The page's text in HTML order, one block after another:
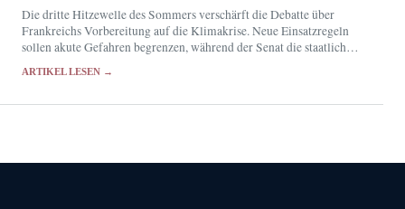
Die dritte Hitzewelle des Sommers verschärft die Debatte über
Frankreichs Vorbereitung auf die Klimakrise. Neue Einsatzregeln
sollen akute Gefahren begrenzen, während der Senat die staatliche
ARTIKEL LESEN →